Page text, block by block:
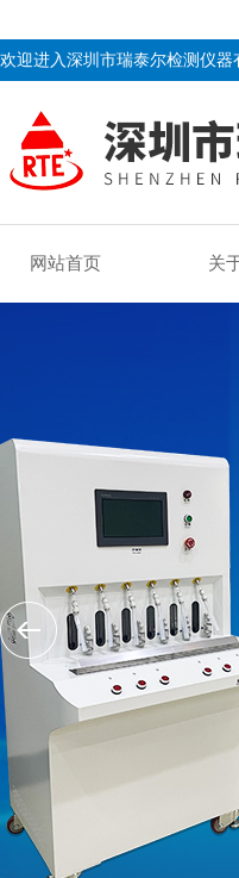
欢迎进入深圳市瑞泰尔检测仪器
网站首页 关